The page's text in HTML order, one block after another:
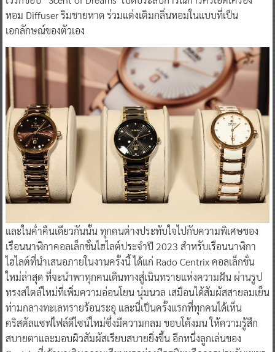
หอม Diffuser ริมชายหาด ร่วมแต่งเติมกลิ่นหอมในแบบที่เป็น
เอกลักษณ์ของตัวเอง
และในค่ำคืนเดียวกันนั้น ทุกคนต่างประทับใจไปกับความพิเศษของ
เรือนนาฬิกาคอลเล็กชั่นไฮไลต์ประจำปี 2023 สำหรับเรือนนาฬิกา
ไฮไลต์ที่นำเสนอภายในงานครั้งนี้ ได้แก่ Rado Centrix คอลเล็กชั่น
ใหม่ล่าสุด ที่จะนำพาทุกคนเดินทางสู่เนินทรายแห่งความฝัน ผ่านรูป
ทรงสไตล์ใหม่ที่เพิ่มความอ่อนโยน นุ่มนวล เสมือนได้สัมผัสสายลมเย็น
ท่ามกลางทะเลทรายร้อนระอุ และนี่เป็นครั้งแรกที่ทุกคนได้เห็น
คริสตัลแซฟไฟล์ดีไซน์ใหม่ซึ่งมีความกลม ขอบโค้งมน ให้ความรู้สึก
สบายตาและมอบผิวสัมผัสเรียบสบายยิ่งขึ้น อีกหนึ่งลูกเล่นของ